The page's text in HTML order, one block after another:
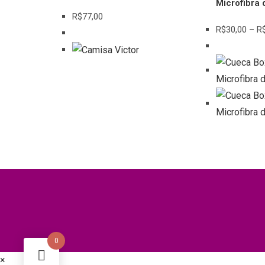
podem
R$77,00
Microfibra
R$30,00 –
0
×